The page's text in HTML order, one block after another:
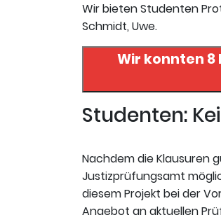
Wir bieten Studenten
Schmidt, Uwe.
Wir konnten 8
Studenten:
Nachdem die Klausuren
Justizprüfungsamt
diesem Projekt bei der
Angebot an aktuellen